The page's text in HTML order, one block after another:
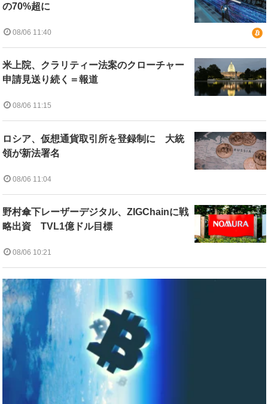
の70%超に
08/06 11:40
米上院、クラリティー法案のクローチャー
申請見送り続く＝報道
08/06 11:15
ロシア、仮想通貨取引所を登録制に 大統
領が新法署名
08/06 11:04
野村傘下レーザーデジタル、ZIGChainに戦
略出資 TVL1億ドル目標
08/06 10:21